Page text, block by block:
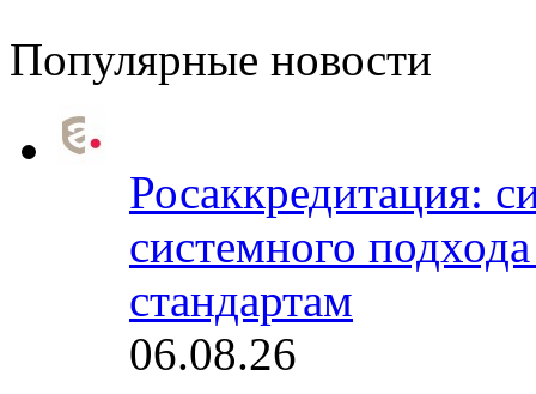
Популярные новости
Росаккредитация:
системного
стандартам
06.08.26